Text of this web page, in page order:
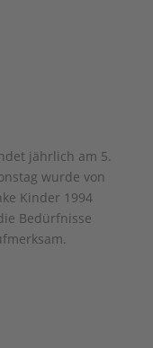
jährlich am 5.
wurde von
Kinder 1994
Bedürfnisse